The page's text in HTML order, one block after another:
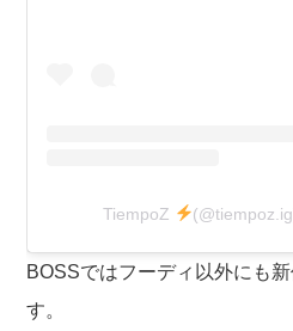
TiempoZ
BOSSではフーディ以外にも
す。